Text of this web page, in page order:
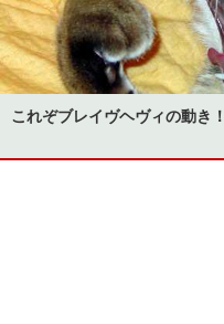
これぞブレイヴヘヴィの動き